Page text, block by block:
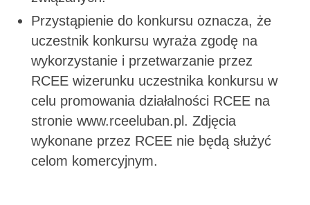
Przystąpienie do konkursu oznacza, że
uczestnik konkursu wyraża zgodę na
wykorzystanie i przetwarzanie przez
RCEE wizerunku uczestnika konkursu w
celu promowania działalności RCEE na
stronie www.rceeluban.pl. Zdjęcia
wykonane przez RCEE nie będą służyć
celom komercyjnym.